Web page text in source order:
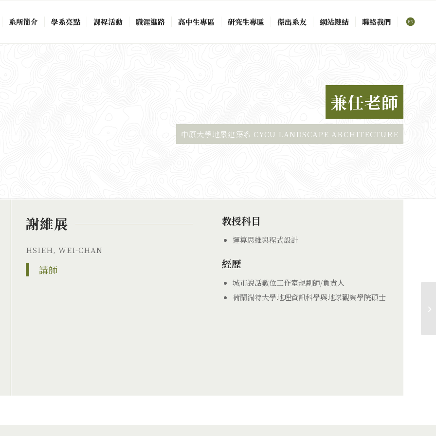
系所簡介 學系亮點 課程活動 職涯進路 高中生專區 研究生專區 傑出系友 網站鏈結 聯絡我們
兼任老師
中原大學地景建築系 CYCU LANDSCAPE ARCHITECTURE
謝維展
HSIEH, WEI-CHAN
講師
教授科目
運算思維與程式設計
經歷
城市說話數位工作室規劃師/負責人
荷蘭湍特大學地理資訊科學與地球觀察學院碩士